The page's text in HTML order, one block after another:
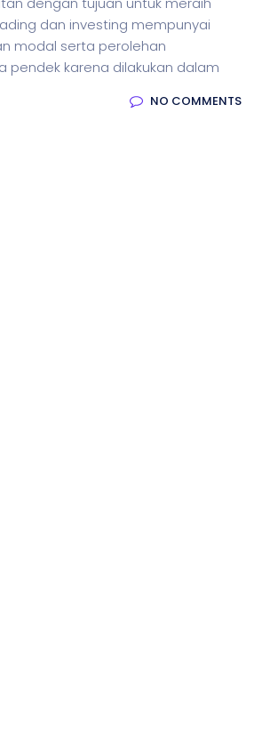
dan investing mempunyai
modal serta perolehan
pendek karena dilakukan dalam
NO COMMENTS